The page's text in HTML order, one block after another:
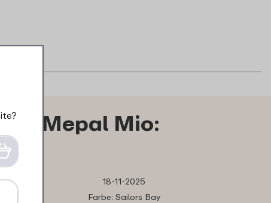
Mepal Mio:
18-11-2025
Farbe: Sailors Bay